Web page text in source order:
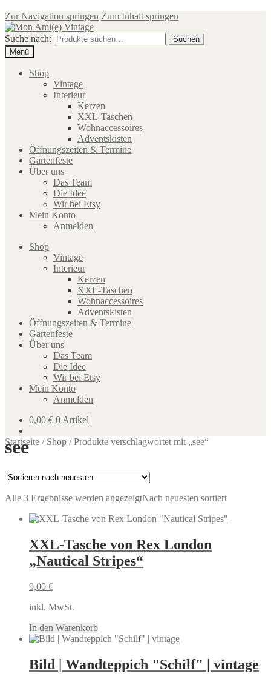
Zur Navigation springen Zum Inhalt springen
Suche nach:
Suchen
Menü
Shop
Vintage
Interieur
Kerzen
XXL-Taschen
Wohnaccessoires
Adventskisten
Öffnungszeiten & Termine
Gartenfeste
Über uns
Das Team
Die Idee
Wir bei Etsy
Mein Konto
Anmelden
Shop
Vintage
Interieur
Kerzen
XXL-Taschen
Wohnaccessoires
Adventskisten
Öffnungszeiten & Termine
Gartenfeste
Über uns
Das Team
Die Idee
Wir bei Etsy
Mein Konto
Anmelden
0,00 € 0 Artikel
Startseite / Shop /Produkte verschlagwortet mit „see“
see
Alle 3 Ergebnisse werden angezeigtNach neuesten sortiert
XXL-Tasche von Rex London
„Nautical Stripes“
9,00 €
inkl. MwSt.
In den Warenkorb
Bild | Wandteppich "Schilf" | vintage